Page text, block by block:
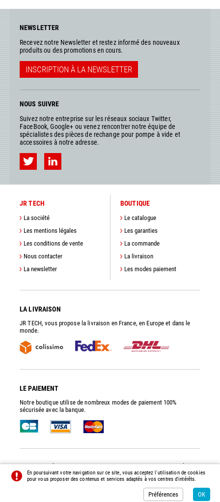
NEWSLETTER
Recevez notre Newsletter et restez informé des nouveaux
produits ou des promotions en cours.
INSCRIPTION À LA NEWSLETTER
NOUS SUIVRE
Suivez notre entreprise sur les réseaux sociaux Twitter,
FaceBook, Google+ ou venez rencontrer notre équipe de
spécialistes des pièces de rechange pour pompe à vide et
accessoires à notre adresse.
JR TECH
La société
Les mentions légales
Les conditions de vente
Nous contacter
La newsletter
BOUTIQUE
Le catalogue
Les garanties
La commande
La livraison
Les modes paiement
LA LIVRAISON
JR TECH, vous propose la livraison en France, en Europe et dans le
monde.
LE PAIEMENT
Notre boutique utilise de nombreux modes de paiement 100%
sécurisée avec la banque.
© 2014 - 2026 - TOUS DROITS RÉSERVÉS -PRÉFÉRENCES-CRÉDITS
En poursuivant votre navigation sur ce site, vous acceptez l'utilisation de cookies
pour vous proposer des contenus et services adaptés à vos centres d'intérêts.
Préférences OK